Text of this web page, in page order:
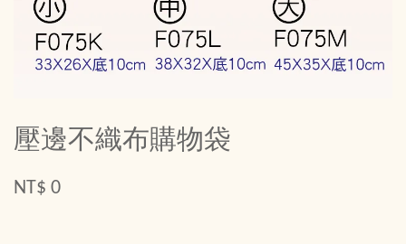
壓邊不織布購物袋
NT$ 0